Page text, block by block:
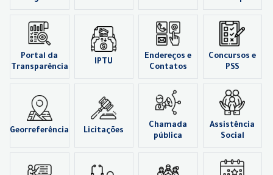
Portal da
Transparência
IPTU
Endereços e
Contatos
Concursos e
PSS
Georreferência Licitações
Chamada
pública
Assistência
Social